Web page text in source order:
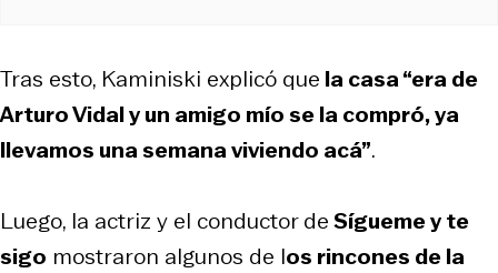
Tras esto, Kaminiski explicó que la casa “era de
Arturo Vidal y un amigo mío se la compró, ya
llevamos una semana viviendo acá”.
Luego, la actriz y el conductor deSígueme y te
sigo mostraron algunos de los rincones de la